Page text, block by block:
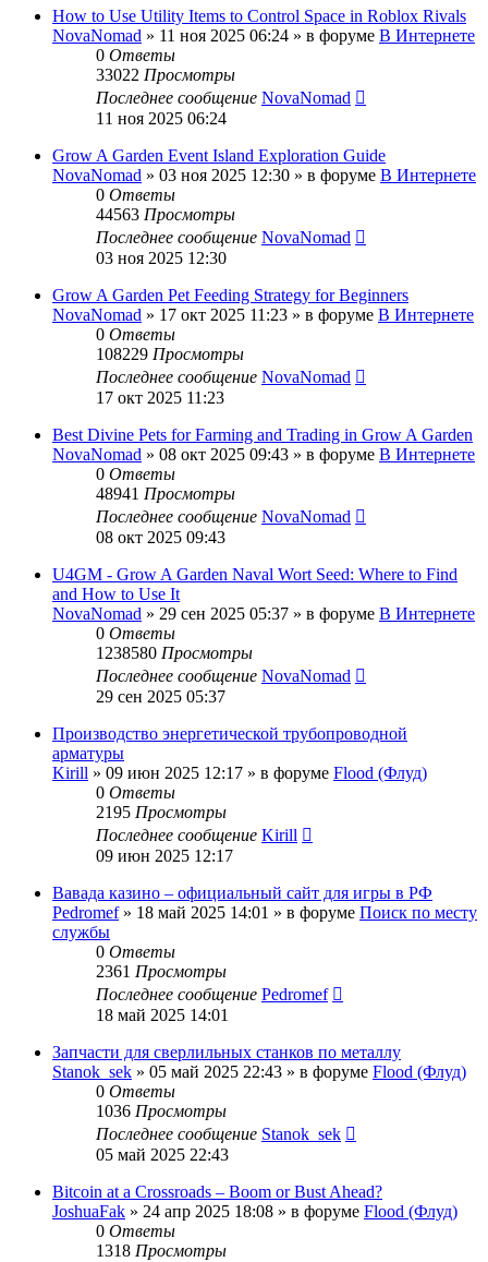
How to Use Utility Items to Control Space in Roblox Rivals
NovaNomad » 11 ноя 2025 06:24 » в форуме В Интернете
0 Ответы
33022 Просмотры
Последнее сообщение NovaNomad
11 ноя 2025 06:24
Grow A Garden Event Island Exploration Guide
NovaNomad » 03 ноя 2025 12:30 » в форуме В Интернете
0 Ответы
44563 Просмотры
Последнее сообщение NovaNomad
03 ноя 2025 12:30
Grow A Garden Pet Feeding Strategy for Beginners
NovaNomad » 17 окт 2025 11:23 » в форуме В Интернете
0 Ответы
108229 Просмотры
Последнее сообщение NovaNomad
17 окт 2025 11:23
Best Divine Pets for Farming and Trading in Grow A Garden
NovaNomad » 08 окт 2025 09:43 » в форуме В Интернете
0 Ответы
48941 Просмотры
Последнее сообщение NovaNomad
08 окт 2025 09:43
U4GM - Grow A Garden Naval Wort Seed: Where to Find
and How to Use It
NovaNomad » 29 сен 2025 05:37 » в форуме В Интернете
0 Ответы
1238580 Просмотры
Последнее сообщение NovaNomad
29 сен 2025 05:37
Производство энергетической трубопроводной
арматуры
Kirill » 09 июн 2025 12:17 » в форуме Flood (Флуд)
0 Ответы
2195 Просмотры
Последнее сообщение Kirill
09 июн 2025 12:17
Вавада казино – официальный сайт для игры в РФ
Pedromef» 18 май 2025 14:01 » в форуме Поиск по месту
службы
0 Ответы
2361 Просмотры
Последнее сообщение Pedromef
18 май 2025 14:01
Запчасти для сверлильных станков по металлу
Stanok_sek » 05 май 2025 22:43 » в форуме Flood (Флуд)
0 Ответы
1036 Просмотры
Последнее сообщение Stanok_sek
05 май 2025 22:43
Bitcoin at a Crossroads – Boom or Bust Ahead?
JoshuaFak » 24 апр 2025 18:08 » в форуме Flood (Флуд)
0 Ответы
1318 Просмотры